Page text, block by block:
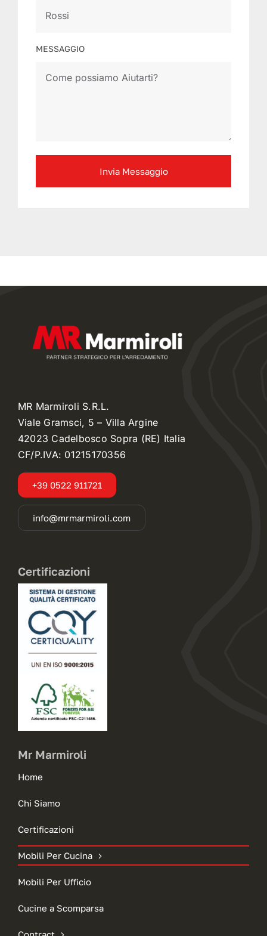
MESSAGGIO
Invia Messaggio
MR Marmiroli S.R.L.
Viale Gramsci, 5 – Villa Argine
42023 Cadelbosco Sopra (RE) Italia
CF/P.IVA: 01215170356
+39 0522 911721
info@mrmarmiroli.com
Certificazioni
Mr Marmiroli
Home
Chi Siamo
Certificazioni
Mobili Per Cucina
Mobili Per Ufficio
Cucine a Scomparsa